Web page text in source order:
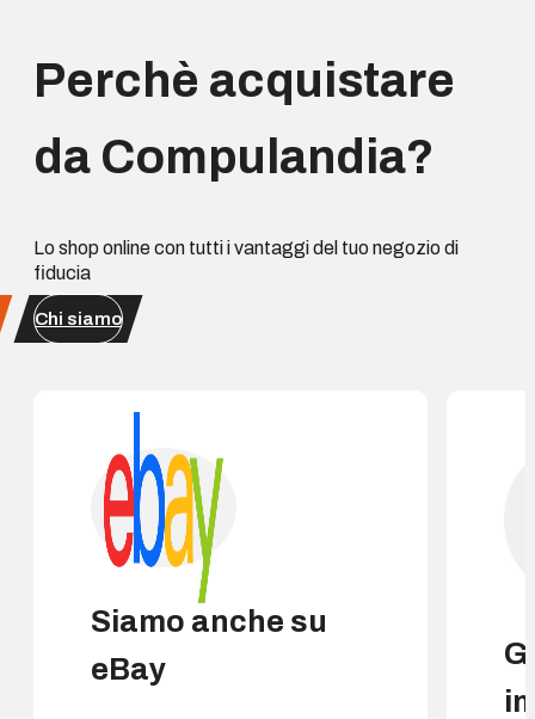
Perchè acquistare
da Compulandia?
Lo shop online con tutti i vantaggi del tuo negozio di
fiducia
Chi siamo
Siamo anche su
eBay